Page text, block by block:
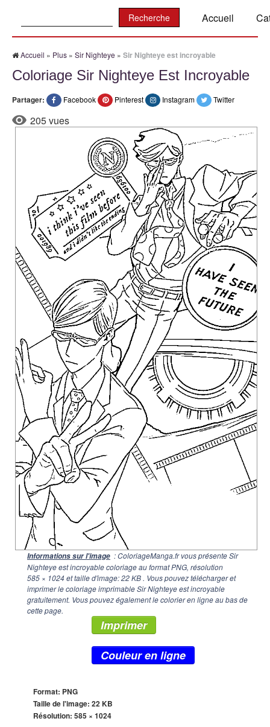
Accueil
Accueil » Plus » Sir Nighteye » Sir Nighteye est incroyable
Coloriage Sir Nighteye Est Incroyable
Partager: Facebook Pinterest Instagram Twitter
205 vues
Informations sur l'image : ColoriageManga.fr vous présente Sir
Nighteye est incroyable coloriage au format PNG, résolution
585 × 1024et taille d'image: 22 KB . Vous pouvez télécharger et
imprimer le coloriage imprimable Sir Nighteye est incroyable
gratuitement. Vous pouvez également le colorier en ligne au bas de
cette page.
Imprimer
Couleur en ligne
Format: PNG
Taille de l'image: 22 KB
Résolution: 585 × 1024